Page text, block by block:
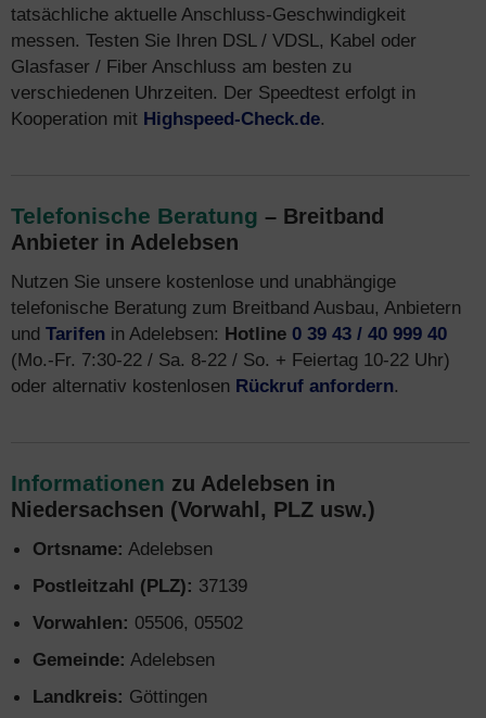
tatsächliche aktuelle Anschluss-Geschwindigkeit
messen. Testen Sie Ihren DSL / VDSL, Kabel oder
Glasfaser / Fiber Anschluss am besten zu
verschiedenen Uhrzeiten. Der Speedtest erfolgt in
Kooperation mit Highspeed-Check.de.
Telefonische Beratung – Breitband
Anbieter in Adelebsen
Nutzen Sie unsere kostenlose und unabhängige
telefonische Beratung zum Breitband Ausbau, Anbietern
und Tarifen in Adelebsen: Hotline 0 39 43 / 40 999 40
(Mo.-Fr. 7:30-22 / Sa. 8-22 / So. + Feiertag 10-22 Uhr)
oder alternativ kostenlosen Rückruf anfordern.
Informationen zu Adelebsen in
Niedersachsen (Vorwahl, PLZ usw.)
Ortsname: Adelebsen
Postleitzahl (PLZ): 37139
Vorwahlen: 05506, 05502
Gemeinde: Adelebsen
Landkreis: Göttingen